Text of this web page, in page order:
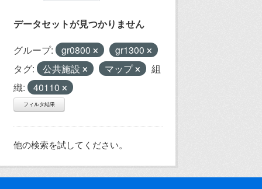
データセットが見つかりません
グループ: gr0800
gr1300
タグ:
公共施設 マップ
組
織:
40110
フィルタ結果
他の検索を試してください。